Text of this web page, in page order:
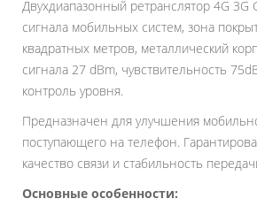
Двухдиапазонный ретранслятор 4G 3G
сигнала мобильных систем, зона
квадратных метров, металлический
сигнала 27 dBm, чувствительность
контроль уровня.
Предназначен для улучшения
поступающего на телефон.
качество связи и стабильность
Основные особенности: